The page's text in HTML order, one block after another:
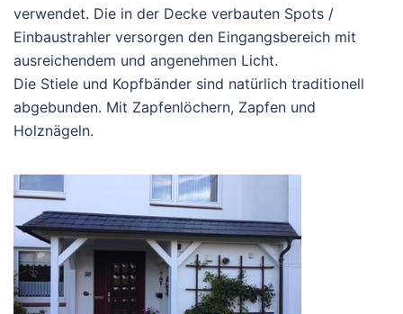
verwendet. Die in der Decke verbauten Spots /
Einbaustrahler versorgen den Eingangsbereich mit
ausreichendem und angenehmen Licht.
Die Stiele und Kopfbänder sind natürlich traditionell
abgebunden. Mit Zapfenlöchern, Zapfen und
Holznägeln.